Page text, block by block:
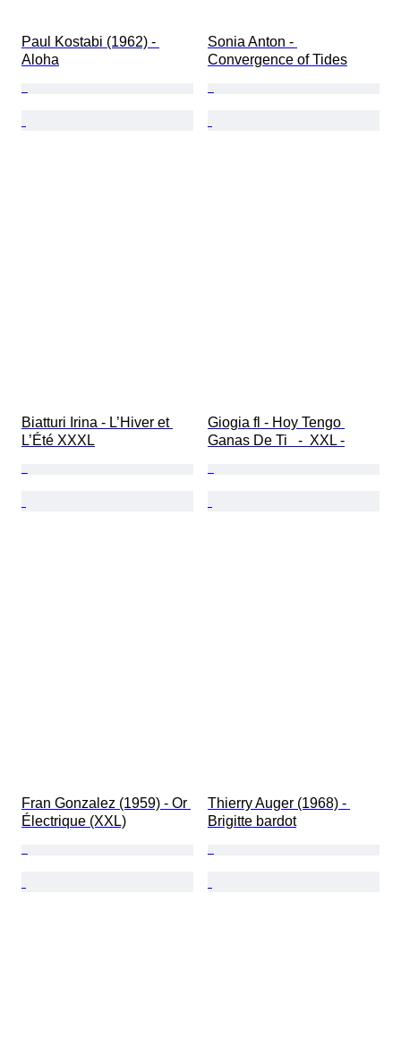
Paul Kostabi (1962) -
Aloha
Sonia Anton -
Convergence of Tides
Biatturi Irina - L’Hiver et
L’Été XXXL
Giogia fl - Hoy Tengo
Ganas De Ti   -  XXL -
Fran Gonzalez (1959) - Or
Électrique (XXL)
Thierry Auger (1968) -
Brigitte bardot